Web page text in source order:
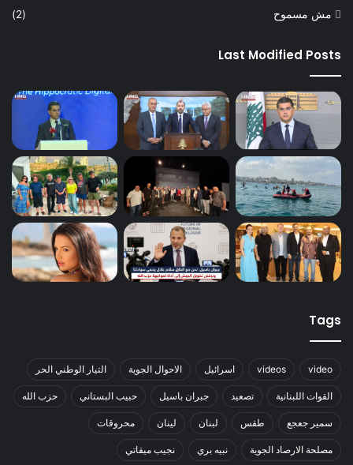
مش مسموح
(2)
Last Modified Posts
Tags
video
videos اسرائيل الاحوال الجوية التيار الوطني الحر
القوات اللبنانية تصعيد جبران باسيل حبيب البستاني حزب الله
سمير جعجع طقس لبنان لينان محروقات
مصلحة الارصاد الجوية نبيه بري نجيب ميقاتي